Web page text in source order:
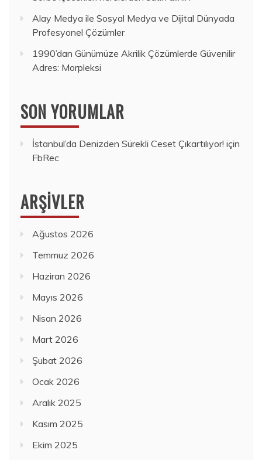
Alay Medya ile Sosyal Medya ve Dijital Dünyada
Profesyonel Çözümler
1990’dan Günümüze Akrilik Çözümlerde Güvenilir
Adres: Morpleksi
SON YORUMLAR
İstanbul’da Denizden Sürekli Ceset Çıkartılıyor! için
FbRec
ARŞIVLER
Ağustos 2026
Temmuz 2026
Haziran 2026
Mayıs 2026
Nisan 2026
Mart 2026
Şubat 2026
Ocak 2026
Aralık 2025
Kasım 2025
Ekim 2025